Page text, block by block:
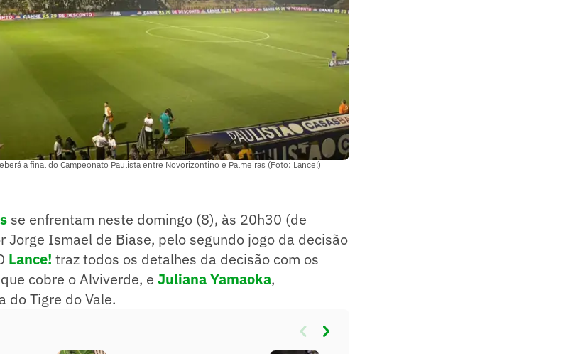
a final do Campeonato Paulista entre Novorizontino e Palmeiras (Foto: Lance!)
se enfrentam neste domingo (8), às 20h30 (de
Jorge Ismael de Biase, pelo segundo jogo da decisão
Lance! traz todos os detalhes da decisão com os
cobre o Alviverde, e Juliana Yamaoka,
do Tigre do Vale.